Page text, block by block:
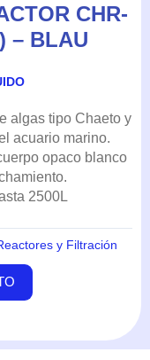
CHR-
– BLAU
algas tipo Chaeto y
acuario marino.
opaco blanco
2500L
y Filtración